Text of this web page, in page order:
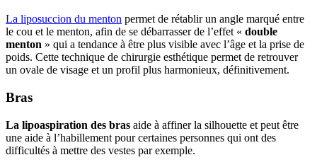
La liposuccion du menton permet de rétablir un angle marqué entre
le cou et le menton, afin de se débarrasser de l’effet « double
menton » qui a tendance à être plus visible avec l’âge et la prise de
poids. Cette technique de chirurgie esthétique permet de retrouver
un ovale de visage et un profil plus harmonieux, définitivement.
Bras
La lipoaspiration des bras aide à affiner la silhouette et peut être
une aide à l’habillement pour certaines personnes qui ont des
difficultés à mettre des vestes par exemple.